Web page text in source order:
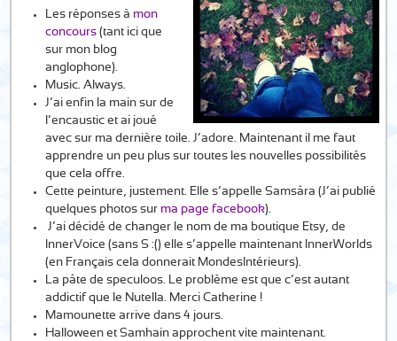
Les réponses à mon
concours (tant ici que
sur mon blog
anglophone).
Music. Always.
J’ai enfin la main sur de
l’encaustic et ai joué
avec sur ma dernière toile. J’adore. Maintenant il me faut
apprendre un peu plus sur toutes les nouvelles possibilités
que cela offre.
Cette peinture, justement. Elle s’appelle Samsâra (J’ai publié
quelques photos sur ma page facebook).
J’ai décidé de changer le nom de ma boutique Etsy, de
InnerVoice (sans S :() elle s’appelle maintenant InnerWorlds
(en Français cela donnerait MondesIntérieurs).
La pâte de speculoos. Le problème est que c’est autant
addictif que le Nutella. Merci Catherine !
Mamounette arrive dans 4 jours.
Halloween et Samhain approchent vite maintenant.